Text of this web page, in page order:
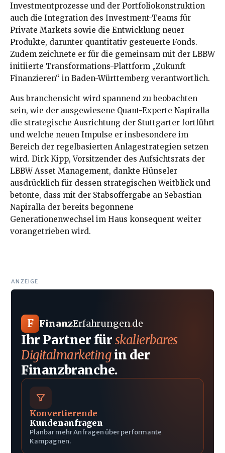
Investmentprozesse und der Portfoliokonstruktion
auch die Integration des Investment-Teams für
Private Markets sowie die Entwicklung neuer
Produkte, darunter quantitativ gesteuerte Fonds.
Zudem zeichnete er für die gemeinsam mit der LBBW
initiierte Transformations-Plattform „Zukunft
Finanzieren“ in Baden-Württemberg verantwortlich.
Aus branchensicht wird spannend zu beobachten
sein, wie der ausgewiesene Quant-Experte Napiralla
die strategische Ausrichtung der Stuttgarter fortführt
und welche neuen Impulse er insbesondere im
Bereich der regelbasierten Anlagestrategien setzen
wird. Dirk Kipp, Vorsitzender des Aufsichtsrats der
LBBW Asset Management, dankte Hünseler
ausdrücklich für dessen strategischen Weitblick und
betonte, dass mit der Stabsoffergabe an Sebastian
Napiralla der bereits begonnene
Generationenwechsel im Haus konsequent weiter
vorangetrieben wird.
ANZEIGE
F FinanzErfahrungen.de
Ihr Partner fürskalierbares
Digitalmarketingin der
Finanzbranche.
Konvertierende
Kundenanfragen
Planbar mehr Anfragen über performante
Kampagnen.